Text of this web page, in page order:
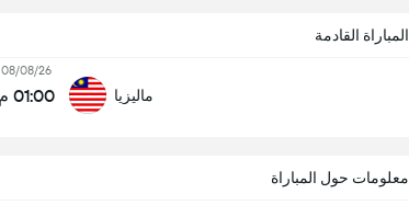
المباراة القادمة
ماليزيا
08/08/26
01:00 م
معلومات حول المباراة